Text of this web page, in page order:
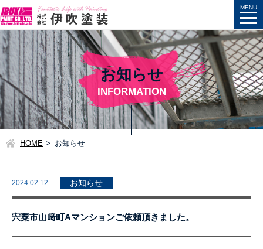
お知らせ
INFORMATION
HOME お知らせ
2024.02.12 お知らせ
宍粟市山﨑町Aマンションご依頼頂きました。